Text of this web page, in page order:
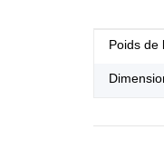
Poids de